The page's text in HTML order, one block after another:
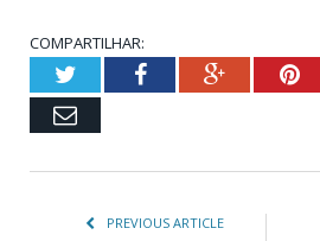
COMPARTILHAR:
TwitterFacebookGoogle+
Email
PREVIOUS ARTICLE